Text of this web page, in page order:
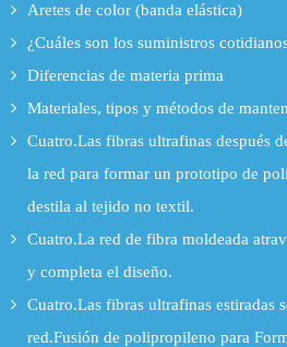
Aretes de color (banda elástica)
¿Cuáles son los suministros
Diferencias de materia prima
Materiales, tipos y métodos de
Cuatro.Las fibras ultrafinas después
la red para formar un prototipo de
destila al tejido no textil.
Cuatro.La red de fibra moldeada
y completa el diseño.
Cuatro.Las fibras ultrafinas estiradas
red.Fusión de polipropileno para